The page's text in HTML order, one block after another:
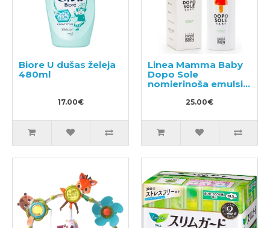
Biore U dušas želeja
480ml
17.00€
Linea Mamma Baby
Dopo Sole
nomierinoša emulsija
ar papildus
aizsardzību pret
25.00€